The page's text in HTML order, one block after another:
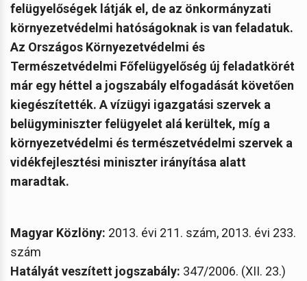
felügyelőségek látják el, de az önkormányzati
környezetvédelmi hatóságoknak is van feladatuk.
Az Országos Környezetvédelmi és
Természetvédelmi Főfelügyelőség új feladatkörét
már egy héttel a jogszabály elfogadását követően
kiegészítették. A vízügyi igazgatási szervek a
belügyminiszter felügyelet alá kerültek, míg a
környezetvédelmi és természetvédelmi szervek a
vidékfejlesztési miniszter irányítása alatt
maradtak.
Magyar Közlöny: 2013. évi 211. szám, 2013. évi 233.
szám
Hatályát veszített jogszabály: 347/2006. (XII. 23.)